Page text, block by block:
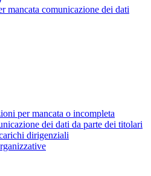
mancata comunicazione dei dati
per mancata o incompleta
dei dati da parte dei titolari
dirigenziali